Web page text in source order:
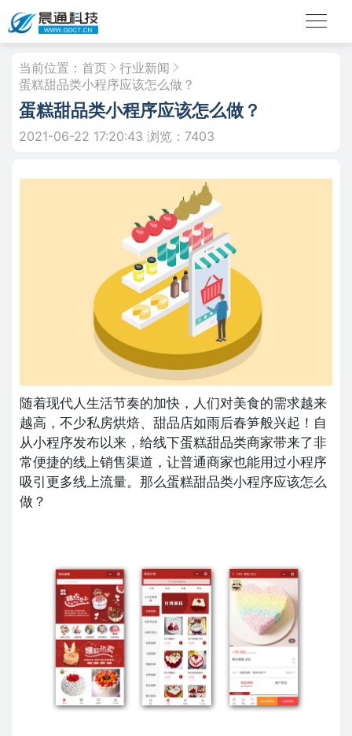
当前位置： 首页
行业新闻
蛋糕甜品类小程序应该怎么做？
蛋糕甜品类小程序应该怎么做？
2021-06-22 17:20:43 浏览：7403
随着现代人生活节奏的加快，人们对美食的需求越来
越高，不少私房烘焙、甜品店如雨后春笋般兴起！自
从小程序发布以来，给线下蛋糕甜品类商家带来了非
常便捷的线上销售渠道，让普通商家也能用过小程序
吸引更多线上流量。那么蛋糕甜品类小程序应该怎么
做？